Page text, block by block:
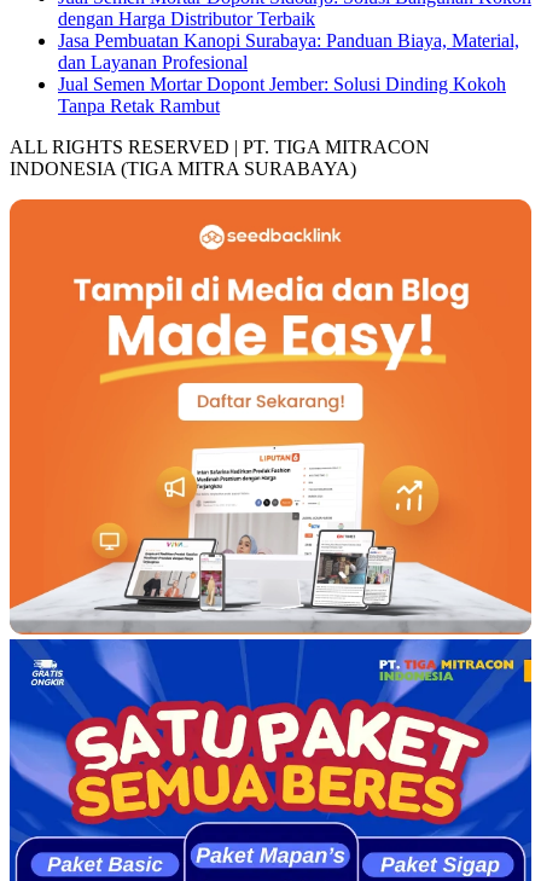
dengan Harga Distributor Terbaik
Jasa Pembuatan Kanopi Surabaya: Panduan Biaya, Material,
dan Layanan Profesional
Jual Semen Mortar Dopont Jember: Solusi Dinding Kokoh
Tanpa Retak Rambut
ALL RIGHTS RESERVED | PT. TIGA MITRACON
INDONESIA (TIGA MITRA SURABAYA)